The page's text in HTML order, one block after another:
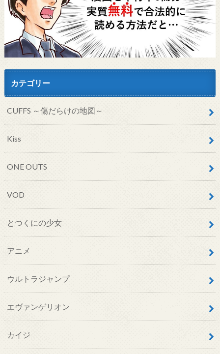
カテゴリー
CUFFS ～傷だらけの地図～
Kiss
ONE OUTS
VOD
とつくにの少女
アニメ
ウルトラジャンプ
エヴァンゲリオン
カイジ